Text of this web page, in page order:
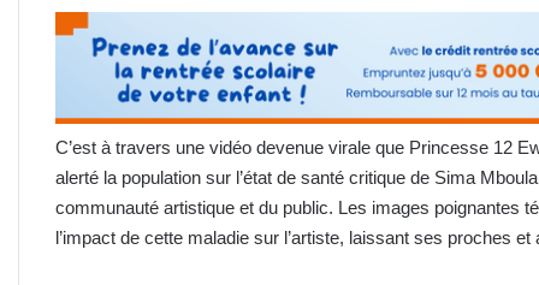
C’est à travers une vidéo devenue virale que Princesse 12
alerté la population sur l’état de santé critique de Sima
communauté artistique et du public. Les images poignantes
l’impact de cette maladie sur l’artiste, laissant ses proches